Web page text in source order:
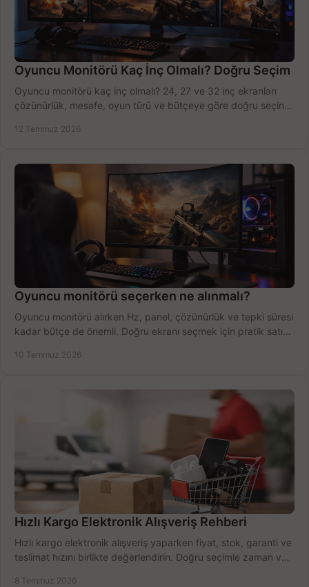
Oyuncu Monitörü Kaç İnç Olmalı? Doğru Seçim
Oyuncu monitörü kaç inç olmalı? 24, 27 ve 32 inç ekranları
çözünürlük, mesafe, oyun türü ve bütçeye göre doğru seçin,
12 Temmuz 2026
Oyuncu monitörü seçerken ne alınmalı?
Oyuncu monitörü alırken Hz, panel, çözünürlük ve tepki süresi
kadar bütçe de önemli. Doğru ekranı seçmek için pratik satın
10 Temmuz 2026
Hızlı Kargo Elektronik Alışveriş Rehberi
Hızlı kargo elektronik alışveriş yaparken fiyat, stok, garanti ve
teslimat hızını birlikte değerlendirin. Doğru seçimle zaman ve
8 Temmuz 2026